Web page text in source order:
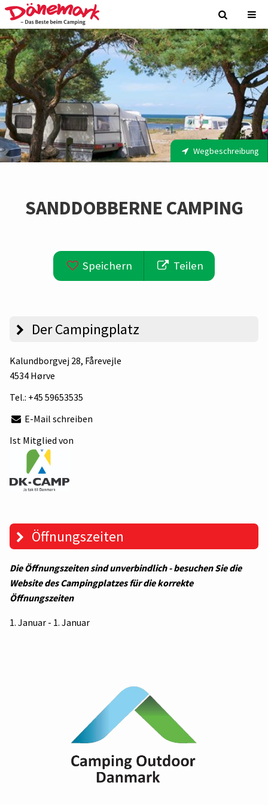
Wegbeschreibung
SANDDOBBERNE CAMPING
Speichern Teilen
Der Campingplatz
Kalundborgvej 28, Fårevejle
4534 Hørve
Tel.: +45 59653535
E-Mail schreiben
Ist Mitglied von
Öffnungszeiten
Die Öffnungszeiten sind unverbindlich - besuchen Sie die
Website des Campingplatzes für die korrekte
Öffnungszeiten
1. Januar - 1. Januar